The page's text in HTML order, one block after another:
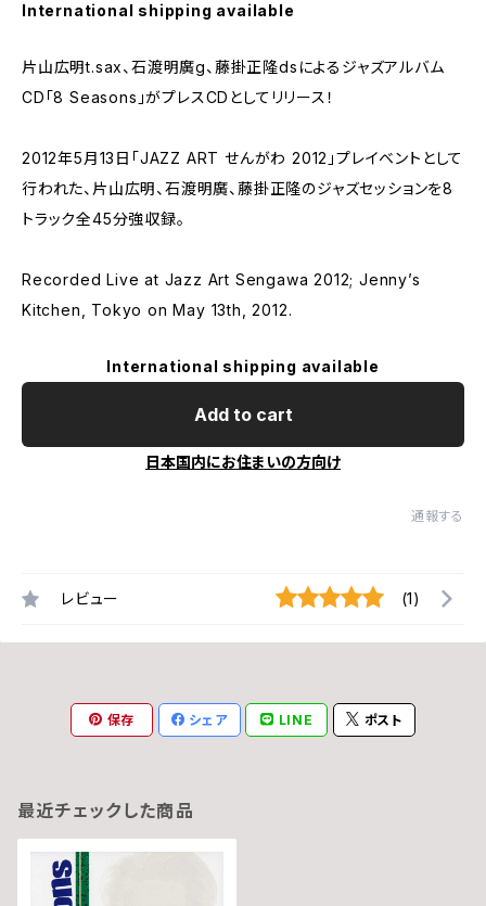
International shipping available
片山広明t.sax、石渡明廣g、藤掛正隆dsによるジャズアルバム
CD「8 Seasons」がプレスCDとしてリリース！
2012年5月13日「JAZZ ART せんがわ 2012」プレイベントとして
行われた、片山広明、石渡明廣、藤掛正隆のジャズセッションを8
トラック全45分強収録。
Recorded Live at Jazz Art Sengawa 2012; Jenny’s
Kitchen, Tokyo on May 13th, 2012.
International shipping available
Add to cart
日本国内にお住まいの方向け
通報する
レビュー (1)
保存 シェア LINE ポスト
最近チェックした商品